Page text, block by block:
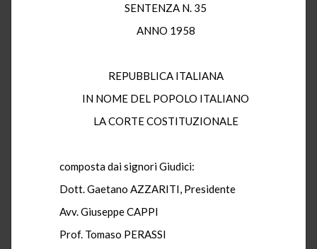
SENTENZA N. 35
ANNO 1958
REPUBBLICA ITALIANA
IN NOME DEL POPOLO ITALIANO
LA CORTE COSTITUZIONALE
composta dai signori Giudici:
Dott. Gaetano AZZARITI, Presidente
Avv. Giuseppe CAPPI
Prof. Tomaso PERASSI